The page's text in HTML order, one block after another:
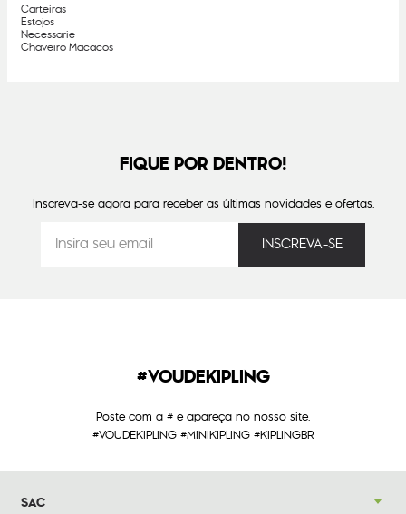
Carteiras
Estojos
Necessarie
Chaveiro Macacos
FIQUE POR DENTRO!
Inscreva-se agora para receber as últimas novidades e ofertas.
#VOUDEKIPLING
Poste com a # e apareça no nosso site.
#VOUDEKIPLING #MINIKIPLING #KIPLINGBR
SAC